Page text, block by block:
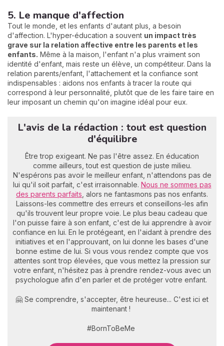
5. Le manque d'affection
Tout le monde, et les enfants d'autant plus, a besoin
d'affection. L'hyper-éducation a souvent un impact très
grave sur la relation affective entre les parents et les
enfants. Même à la maison, l'enfant n'a plus vraiment son
identité d'enfant, mais reste un élève, un compétiteur. Dans la
relation parents/enfant, l'attachement et la confiance sont
indispensables : aidons nos enfants à tracer la route qui
correspond à leur personnalité, plutôt que de les faire taire en
leur imposant un chemin qu'on imagine idéal pour eux.
L'avis de la rédaction : tout est question
d'équilibre
Être trop exigeant. Ne pas l'être assez. En éducation
comme ailleurs, tout est question de juste milieu.
N'espérons pas avoir le meilleur enfant, n'attendons pas de
lui qu'il soit parfait, c'est irraisonnable. Nous ne sommes pas
des parents parfaits , alors ne fantasmons pas nos enfants.
Laissons-les commettre des erreurs et conseillons-les afin
qu'ils trouvent leur propre voie. Le plus beau cadeau que
l'on puisse faire à son enfant, c'est de lui apprendre à avoir
confiance en lui. En le protégeant, en l'aidant à prendre des
initiatives et en l'approuvant, on lui donne les bases d'une
bonne estime de lui. Si vous vous rendez compte que vos
attentes sont trop élevées, que vous mettez la pression sur
votre enfant, n'hésitez pas à prendre rendez-vous avec un
psychologue afin d'en parler et de protéger votre enfant.
🤗 Se comprendre, s'accepter, être heureuse... C'est ici et
maintenant !
#BornToBeMe